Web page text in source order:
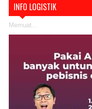
INFO LOGISTIK
Memuat...